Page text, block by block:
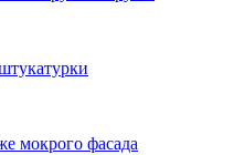
мокрого фасада